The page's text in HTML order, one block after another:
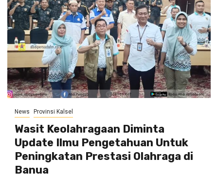
News Provinsi Kalsel
Wasit Keolahragaan Diminta
Update Ilmu Pengetahuan Untuk
Peningkatan Prestasi Olahraga di
Banua